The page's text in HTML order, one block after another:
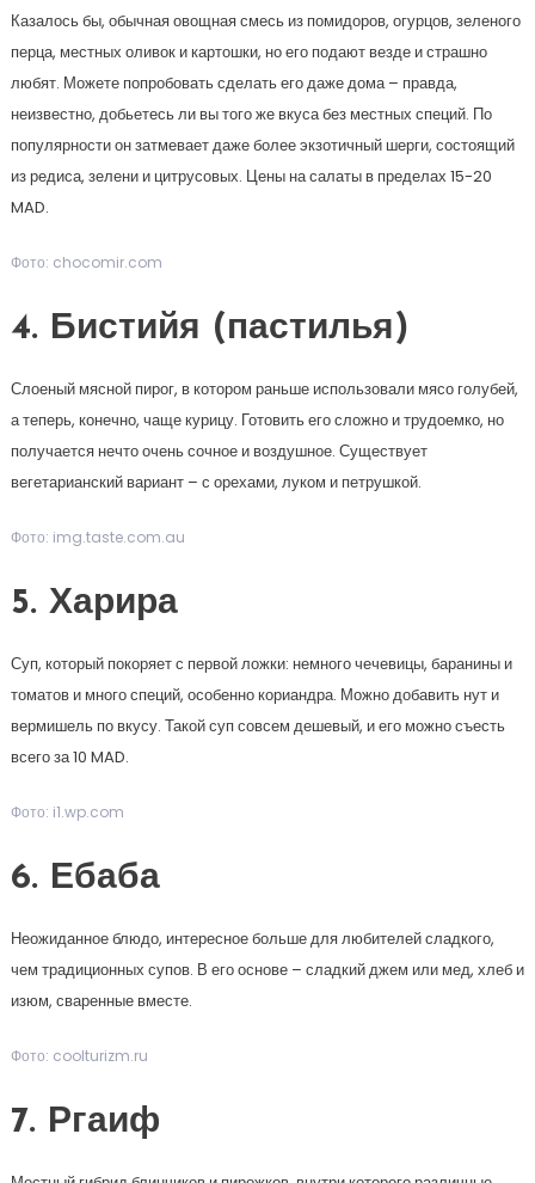
Казалось бы, обычная овощная смесь из помидоров, огурцов, зеленого
перца, местных оливок и картошки, но его подают везде и страшно
любят. Можете попробовать сделать его даже дома – правда,
неизвестно, добьетесь ли вы того же вкуса без местных специй. По
популярности он затмевает даже более экзотичный шерги, состоящий
из редиса, зелени и цитрусовых. Цены на салаты в пределах 15-20
MAD.
Фото: chocomir.com
4. Бистийя (пастилья)
Слоеный мясной пирог, в котором раньше использовали мясо голубей,
а теперь, конечно, чаще курицу. Готовить его сложно и трудоемко, но
получается нечто очень сочное и воздушное. Существует
вегетарианский вариант – с орехами, луком и петрушкой.
Фото: img.taste.com.au
5. Харира
Суп, который покоряет с первой ложки: немного чечевицы, баранины и
томатов и много специй, особенно кориандра. Можно добавить нут и
вермишель по вкусу. Такой суп совсем дешевый, и его можно съесть
всего за 10 MAD.
Фото: i1.wp.com
6. Ебаба
Неожиданное блюдо, интересное больше для любителей сладкого,
чем традиционных супов. В его основе – сладкий джем или мед, хлеб и
изюм, сваренные вместе.
Фото: coolturizm.ru
7. Ргаиф